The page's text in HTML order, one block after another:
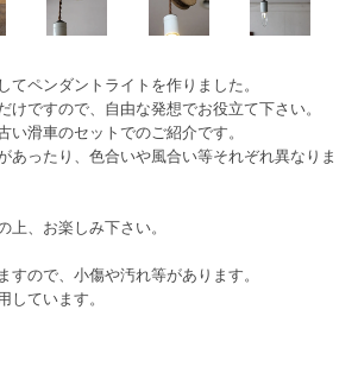
てペンダントライトを作りました。
けですので、自由な発想でお役立て下さい。
い滑車のセットでのご紹介です。
あったり、色合いや風合い等それぞれ異なりま
上、お楽しみ下さい。
すので、小傷や汚れ等があります。
しています。